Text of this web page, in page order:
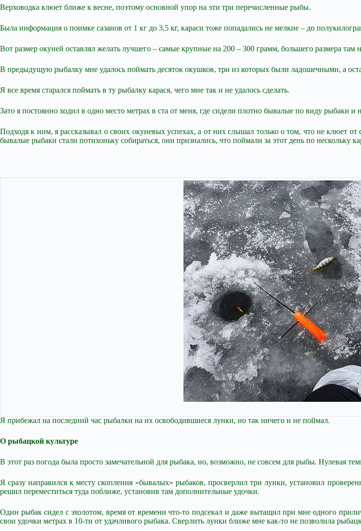
Верховодка клюет ближе к весне, поэтому основной упор на эти три перечисленные рыбы.
Была информация о поимке сазанов от 1 кг до 3,5 кг, караси тоже попадались не мелкие – до
Вот размер окуней оставлял желать лучшего – самые крупные на 200 – 300 грамм, большего размера там
В предыдущую рыбалку мне удалось поймать десяток окушков, три из которых были ладошечными, а
Я все время старался поймать в ту рыбалку карася, чего мне так и не удалось сделать.
Зато я постоянно ходил в одно место метрах в ста от меня, где сидели плотно бывалые по виду рыбаки и
Подходя к ним, я рассказывал о своих окуневых успехах, а от них слышал только о том, что не клюет
бывалые рыбаки стали потихоньку собираться, они признались, что поймали за этот день по нескольку
Я прибежал на последний час рыбалки на их освободившиеся лунки, но так ничего и не поймал.
О рыбацкой культуре
В этот раз погода была просто замечательной для рыбака, но, возможно, не совсем для рыбы. Нулевая
Я сразу направился к месту скопления «бывалых» рыбаков, просверлил три лунки, установил
решил переместиться туда поближе, установив там дополнительные удочки.
Один рыбак сидел с эхолотом, время от времени что-то подсекал и даже вытащил при мне одного
свои удочки метрах в 10-ти от удачливого рыбака. Сверлить лунки ближе мне как-то не позволила